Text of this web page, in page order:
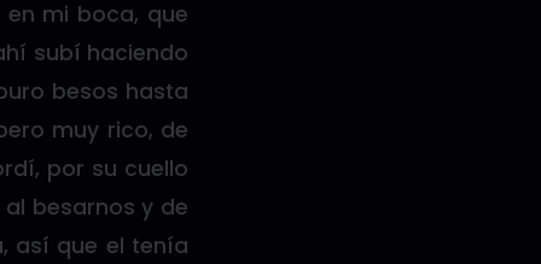
mi boca, que
subí haciendo
besos hasta
muy rico, de
por su cuello
besarnos y de
así que el tenía